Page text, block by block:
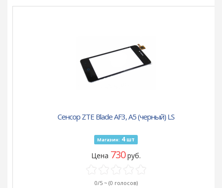
Сенсор ZTE Blade AF3, A5 (черный) LS
Магазин: 4шт
Цена 730руб.
0/5 ~ (0 голосов)